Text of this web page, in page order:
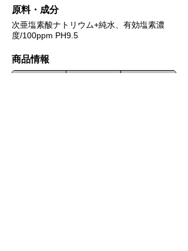
原料・成分
次亜塩素酸ナトリウム+純水、有効塩素濃
度/100ppm PH9.5
​商品情報